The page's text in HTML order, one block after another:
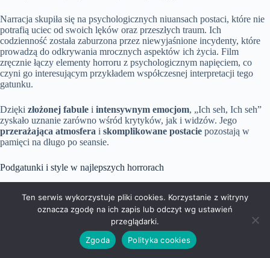
Narracja skupiła się na psychologicznych niuansach postaci, które nie
potrafią uciec od swoich lęków oraz przeszłych traum. Ich
codzienność została zaburzona przez niewyjaśnione incydenty, które
prowadzą do odkrywania mrocznych aspektów ich życia. Film
zręcznie łączy elementy horroru z psychologicznym napięciem, co
czyni go interesującym przykładem współczesnej interpretacji tego
gatunku.
Dzięki złożonej fabule i intensywnym emocjom, „Ich seh, Ich seh”
zyskało uznanie zarówno wśród krytyków, jak i widzów. Jego
przerażająca atmosfera i skomplikowane postacie pozostają w
pamięci na długo po seansie.
Podgatunki i style w najlepszych horrorach
co ma ogromny wpływ na ich odbiór przez publiczność. Oto kilka
kluczowych podgatunków:
horror psychologiczny – skupia się na emocjach, lękach i
traumach postaci, doskonałym przykładem jest „Psychoza”,
Ten serwis wykorzystuje pliki cookies. Korzystanie z witryny
oznacza zgodę na ich zapis lub odczyt wg ustawień
przeglądarki.
Zgoda
Polityka cookies